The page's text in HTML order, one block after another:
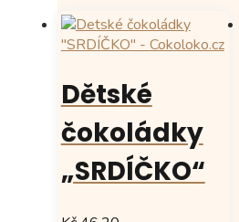
Možnosti
lze
vybrat
stránce
produktu
Dětské
čokoládky
„SRDÍČKO“